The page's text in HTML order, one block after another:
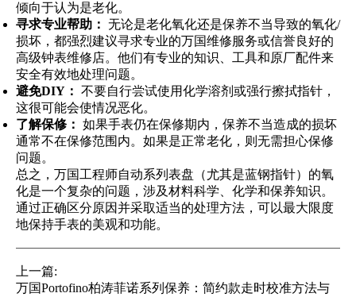
倾向于认为是老化。
寻求专业帮助： 无论是老化氧化还是保养不当导致的氧化/
损坏，都强烈建议寻求专业的万国维修服务或信誉良好的
高级钟表维修店。他们有专业的知识、工具和原厂配件来
安全有效地处理问题。
避免DIY： 不要自行尝试使用化学溶剂或强行擦拭指针，
这很可能会使情况恶化。
了解保修： 如果手表仍在保修期内，保养不当造成的损坏
通常不在保修范围内。如果是正常老化，则无需担心保修
问题。
总之，万国工程师自动系列表盘（尤其是蓝钢指针）的氧
化是一个复杂的问题，涉及材料科学、化学和保养知识。
通过正确区分原因并采取适当的处理方法，可以最大限度
地保持手表的美观和功能。
上一篇:
万国Portofino柏涛菲诺系列保养：简约款走时校准方法与